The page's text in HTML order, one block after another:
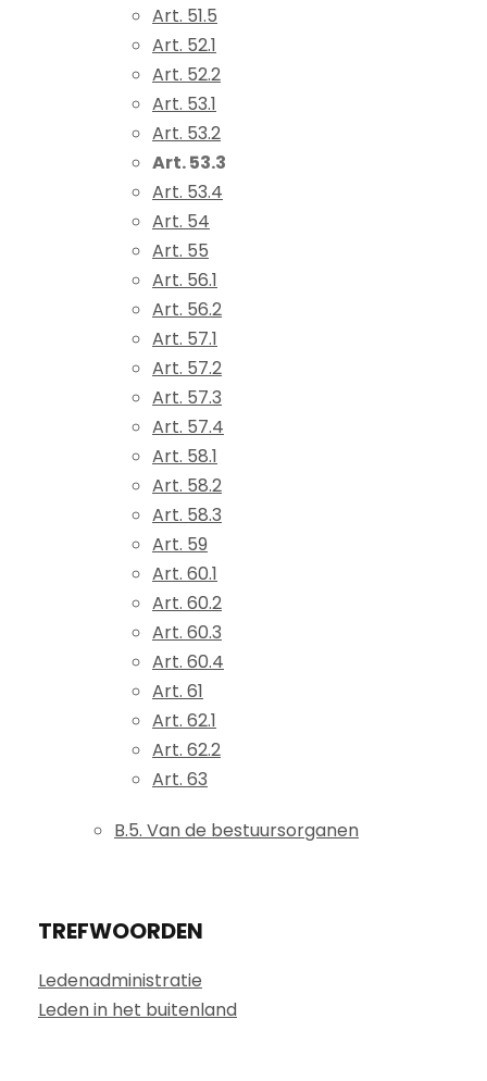
Art. 51.5
Art. 52.1
Art. 52.2
Art. 53.1
Art. 53.2
Art. 53.3
Art. 53.4
Art. 54
Art. 55
Art. 56.1
Art. 56.2
Art. 57.1
Art. 57.2
Art. 57.3
Art. 57.4
Art. 58.1
Art. 58.2
Art. 58.3
Art. 59
Art. 60.1
Art. 60.2
Art. 60.3
Art. 60.4
Art. 61
Art. 62.1
Art. 62.2
Art. 63
B.5. Van de bestuursorganen
TREFWOORDEN
Ledenadministratie
Leden in het buitenland